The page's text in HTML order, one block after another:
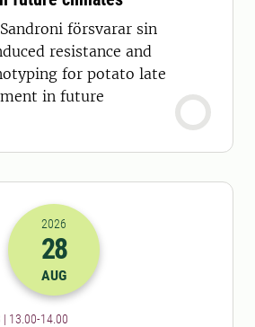
försvarar sin
resistance and
for potato late
in future
2026-28-08 11:00
2026
28
AUG
| 13.00-14.00